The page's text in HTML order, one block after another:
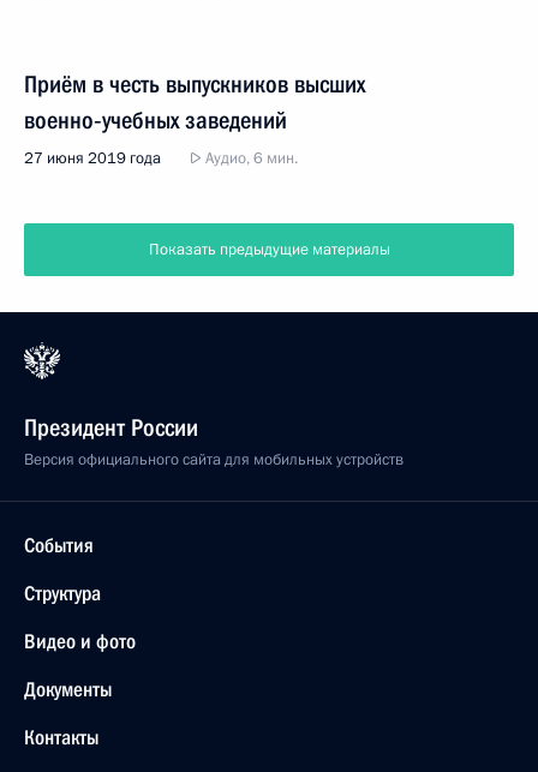
Приём в честь выпускников высших
военно‑учебных заведений
27 июня 2019 года Аудио, 6 мин.
Показать предыдущие материалы
Президент России
Версия официального сайта для мобильных устройств
События
Структура
Видео и фото
Документы
Контакты